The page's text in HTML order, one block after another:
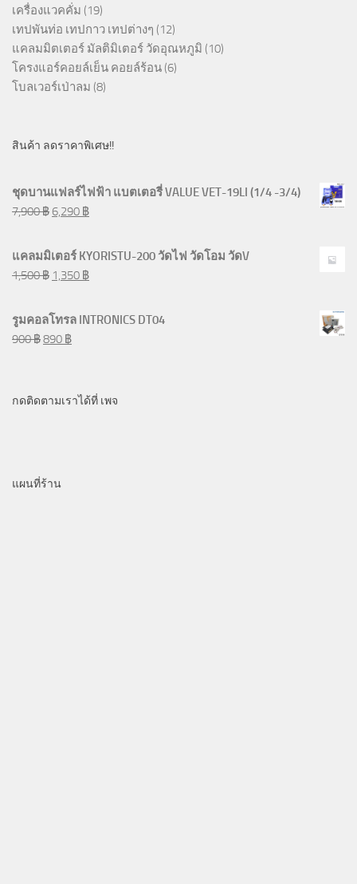
เครื่องแวคคั่ม (19)
เทปพันท่อ เทปกาว เทปต่างๆ (12)
แคลมมิตเตอร์ มัลติมิเตอร์ วัดอุณหภูมิ (10)
โครงแอร์คอยล์เย็น คอยล์ร้อน (6)
โบลเวอร์เป่าลม (8)
สินค้า ลดราคาพิเศษ!!
ชุดบานแฟลร์ไฟฟ้า แบตเตอรี่ VALUE VET-19LI (1/4 -3/4)
7,900฿ 6,290 ฿
แคลมมิเตอร์ KYORISTU-200 วัดไฟ วัดโอม วัดV
1,500฿ 1,350 ฿
รูมคอลโทรล INTRONICS DT04
900฿890 ฿
กดติดตามเราได้ที่ เพจ
แผนที่ร้าน